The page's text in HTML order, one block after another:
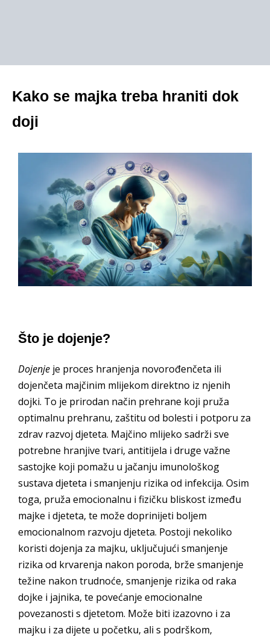
Kako se majka treba hraniti dok
doji
Što je dojenje?
Dojenje je proces hranjenja novorođenčeta ili
dojenčeta majčinim mlijekom direktno iz njenih
dojki. To je prirodan način prehrane koji pruža
optimalnu prehranu, zaštitu od bolesti i potporu za
zdrav razvoj djeteta. Majčino mlijeko sadrži sve
potrebne hranjive tvari, antitijela i druge važne
sastojke koji pomažu u jačanju imunološkog
sustava djeteta i smanjenju rizika od infekcija. Osim
toga, pruža emocionalnu i fizičku bliskost između
majke i djeteta, te može doprinijeti boljem
emocionalnom razvoju djeteta. Postoji nekoliko
koristi dojenja za majku, uključujući smanjenje
rizika od krvarenja nakon poroda, brže smanjenje
težine nakon trudnoće, smanjenje rizika od raka
dojke i jajnika, te povećanje emocionalne
povezanosti s djetetom. Može biti izazovno i za
majku i za dijete u početku, ali s podrškom,